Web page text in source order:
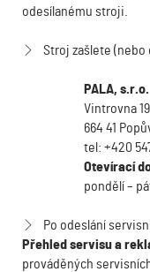
odesílanému stroji.
Stroj zašlete (nebo
PALA, s.r.o.
Vintrovna
664 41
tel: +420
Otevírací
pondělí –
Po odeslání
Přehled servisu a
prováděných